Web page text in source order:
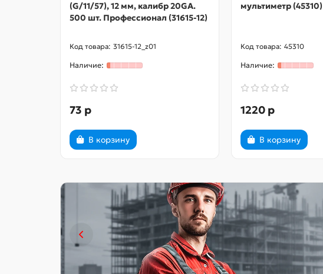
(G/11/57), 12 мм, калибр 20GA.
500 шт. Профессионал (31615-12)
31615-12_z01
73 р
В корзину
мультиметр (45310)
45310
1220 р
В корзину